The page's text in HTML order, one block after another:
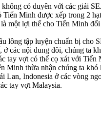
có duyên với các giải
Minh được xếp trong 2
một lợi thế cho Tiến Minh
lông tập luyện chuẩn bị
các nội dung đôi, chúng ta
tay vợt có thể cọ xát với
Minh thừa nhận chúng ta
Lan, Indonesia ở các vòng
tay vợt Malaysia.